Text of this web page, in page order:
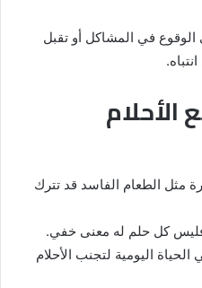
الوقوع في المشاكل أو تقبل
مثل الطعام الفاسد قد تترك
فليس كل حلم له معنى خفي.
اليومية لتجنب الأحلام